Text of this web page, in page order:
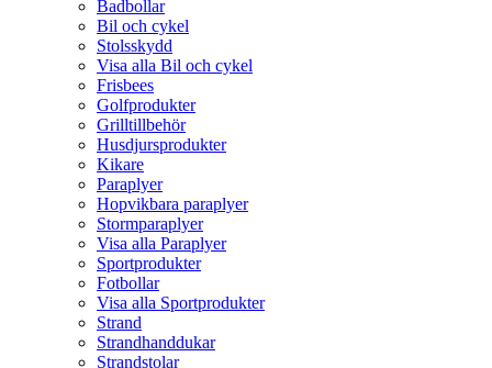
Badbollar
Bil och cykel
Stolsskydd
Visa alla Bil och cykel
Frisbees
Golfprodukter
Grilltillbehör
Husdjursprodukter
Kikare
Paraplyer
Hopvikbara paraplyer
Stormparaplyer
Visa alla Paraplyer
Sportprodukter
Fotbollar
Visa alla Sportprodukter
Strand
Strandhanddukar
Strandstolar